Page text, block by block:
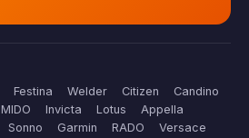
Festina Welder Citizen
Candino
MIDO Invicta Lotus
Appella
Sonno Garmin RADO
Versace